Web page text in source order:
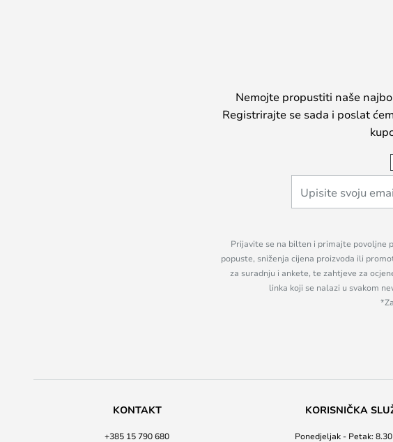
Nemojte propustiti naše
Registrirajte se sada i poslat
Prijavite se na bilten i primajte povoljne
popuste, sniženja cijena proizvoda ili
za suradnju i ankete, te zahtjeve za
linka koji se nalazi u svakom
KONTAKT
+385 15 790 680
KORISNIČKA
Ponedjeljak - Petak: